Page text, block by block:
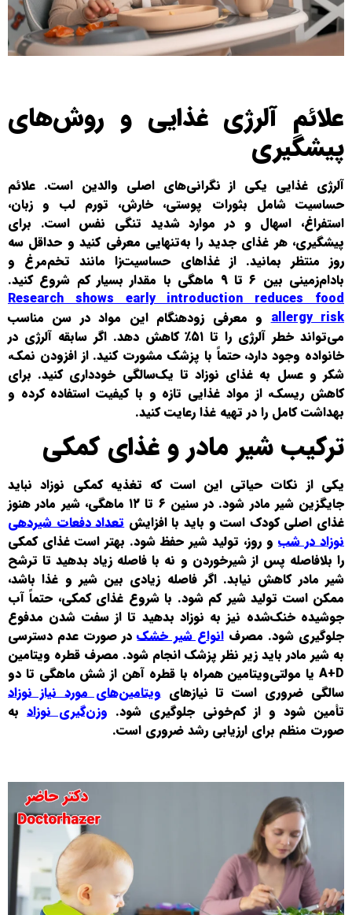
علائم آلرژی غذایی و روش‌های
پیشگیری
آلرژی غذایی یکی از نگرانی‌های اصلی والدین است. علائم
حساسیت شامل بثورات پوستی، خارش، تورم لب و زبان،
استفراغ، اسهال و در موارد شدید تنگی نفس است. برای
پیشگیری، هر غذای جدید را به‌تنهایی معرفی کنید و حداقل سه
روز منتظر بمانید. از غذاهای حساسیت‌زا مانند تخم‌مرغ و
بادام‌زمینی بین ۶ تا ۹ ماهگی با مقدار بسیار کم شروع کنید.
Research shows early introduction reduces food
allergy riskو معرفی زودهنگام این مواد در سن مناسب
می‌تواند خطر آلرژی را تا ۵۱٪ کاهش دهد. اگر سابقه آلرژی در
خانواده وجود دارد، حتماً با پزشک مشورت کنید. از افزودن نمک،
شکر و عسل به غذای نوزاد تا یک‌سالگی خودداری کنید. برای
کاهش ریسک، از مواد غذایی تازه و با کیفیت استفاده کرده و
بهداشت کامل را در تهیه غذا رعایت کنید.
ترکیب شیر مادر و غذای کمکی
یکی از نکات حیاتی این است که تغذیه کمکی نوزاد نباید
جایگزین شیر مادر شود. در سنین ۶ تا ۱۲ ماهگی، شیر مادر هنوز
غذای اصلی کودک است و باید با افزایشتعداد دفعات شیردهی
نوزاد در شب و روز، تولید شیر حفظ شود. بهتر است غذای کمکی
را بلافاصله پس از شیرخوردن و نه با فاصله زیاد بدهید تا ترشح
شیر مادر کاهش نیابد. اگر فاصله زیادی بین شیر و غذا باشد،
ممکن است تولید شیر کم شود. با شروع غذای کمکی، حتماً آب
جوشیده خنک‌شده نیز به نوزاد بدهید تا از سفت شدن مدفوع
جلوگیری شود. مصرفانواع شیر خشکدر صورت عدم دسترسی
به شیر مادر باید زیر نظر پزشک انجام شود. مصرف قطره ویتامین
A+D یا مولتی‌ویتامین همراه با قطره آهن از شش ماهگی تا دو
سالگی ضروری است تا نیازهایویتامین‌های مورد نیاز نوزاد
تأمین شود و از کم‌خونی جلوگیری شود. وزن‌گیری نوزاد به
صورت منظم برای ارزیابی رشد ضروری است.